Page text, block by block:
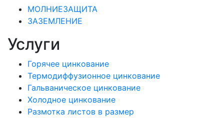
МОЛНИЕЗАЩИТА
ЗАЗЕМЛЕНИЕ
Услуги
Горячее цинкование
Термодиффузионное цинкование
Гальваническое цинкование
Холодное цинкование
Размотка листов в размер